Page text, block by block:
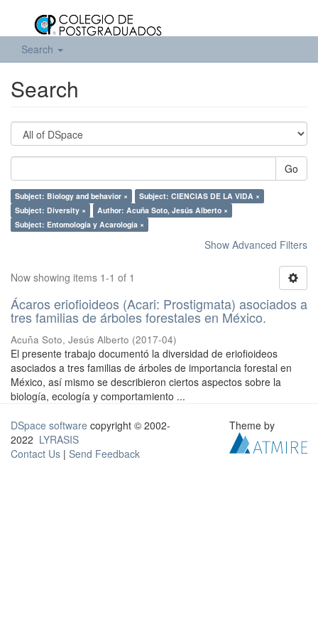
Search
Search
Go
Subject: Biology and behavior ×
Subject: CIENCIAS DE LA VIDA ×
Subject: Diversity ×
Author: Acuña Soto, Jesús Alberto ×
Subject: Entomología y Acarología ×
Show Advanced Filters
Now showing items 1-1 of 1
Ácaros eriofioideos (Acari: Prostigmata) asociados a
tres familias de árboles forestales en México.
Acuña Soto, Jesús Alberto (2017-04)
El presente trabajo documentó la diversidad de eriofioideos
asociados a tres familias de árboles de importancia forestal en
México, así mismo se describieron ciertos aspectos sobre la
biología, ecología y comportamiento ...
DSpace software copyright © 2002-
2022 LYRASIS
Contact Us | Send Feedback
Theme by